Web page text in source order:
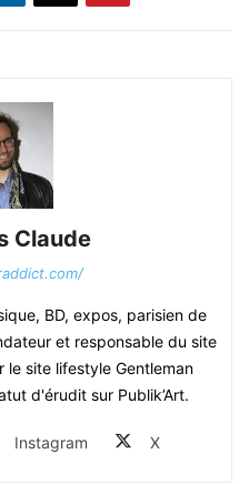
Claude
BD, expos, parisien de
et responsable du site
site lifestyle Gentleman
d'érudit sur Publik’Art.
Instagram X